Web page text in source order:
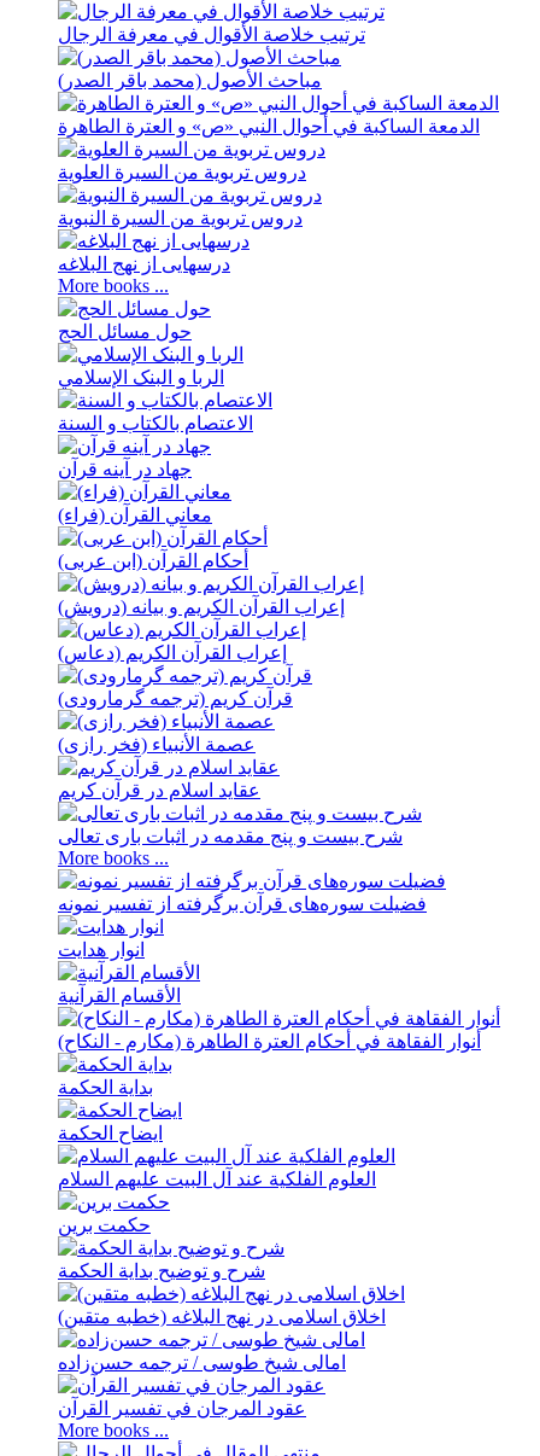
ترتيب خلاصة الأقوال في معرفة الرجال
مباحث الأصول (محمد باقر الصدر)
الدمعة الساکبة في أحوال النبي «ص» و العترة الطاهرة
دروس تربویة من السیرة العلویة
دروس تربویة من السیرة النبویة
درسهايی از نهج ‌البلاغه
More books ...
حول مسائل الحج
الربا و البنک الإسلامي
الاعتصام بالکتاب و السنة
جهاد در آینه قرآن
معاني القرآن (فراء)
أحكام القرآن (ابن عربی)
إعراب القرآن الکریم و بیانه (درویش)
إعراب القرآن الکریم (دعاس)
قرآن کریم (ترجمه گرمارودی)
عصمة الأنبیاء (فخر رازی)
عقاید اسلام در قرآن کریم
شرح بیست و پنج مقدمه در اثبات باری تعالی
More books ...
فضيلت سوره‌های قرآن برگرفته از تفسير نمونه
انوار هدايت
الأقسام القرآنية
أنوار الفقاهة في أحکام العترة الطاهرة (مکارم - النکاح)
بدایة الحکمة
ایضاح الحکمة
العلوم الفلکیة عند آل البیت علیهم السلام
حکمت برین
شرح و توضیح بدایة الحکمة
اخلاق اسلامی در نهج البلاغه (خطبه متقین)
امالی شیخ طوسی / ترجمه حسن‌زاده
عقود المرجان في تفسیر القرآن
More books ...